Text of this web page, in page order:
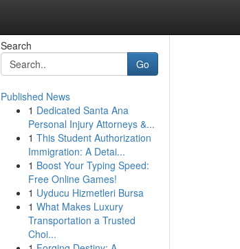
Search
Go
Published News
1 Dedicated Santa Ana
Personal Injury Attorneys &...
1 This Student Authorization
Immigration: A Detai...
1 Boost Your Typing Speed:
Free Online Games!
1 Uyducu Hizmetleri Bursa
1 What Makes Luxury
Transportation a Trusted
Choi...